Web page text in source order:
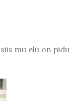
mu elu on pidu